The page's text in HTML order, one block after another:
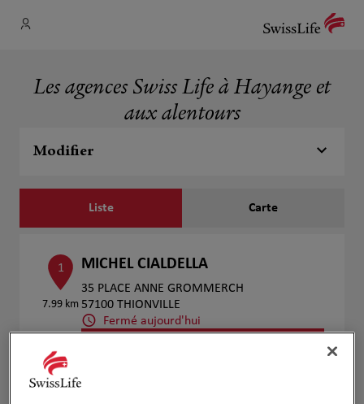
Les agences Swiss Life à Hayange et
aux alentours
Modifier
Liste Carte
1
7.99 km
MICHEL CIALDELLA
35 PLACE ANNE GROMMERCH
57100 THIONVILLE
Fermé aujourd'hui